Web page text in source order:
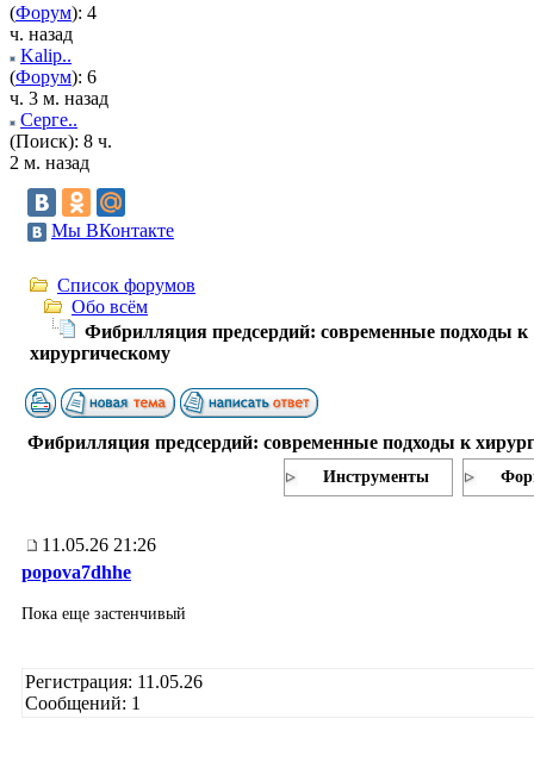
(Форум): 4
ч. назад
Kalip..
(Форум): 6
ч. 3 м. назад
Серге..
(Поиск): 8 ч.
2 м. назад
Мы ВКонтакте
Список форумов
Обо всём
Фибрилляция предсердий: современные подходы к
хирургическому
Фибрилляция предсердий: современные подходы к
Инструменты
11.05.26 21:26
popova7dhhe
Пока еще застенчивый
Регистрация: 11.05.26
Сообщений: 1